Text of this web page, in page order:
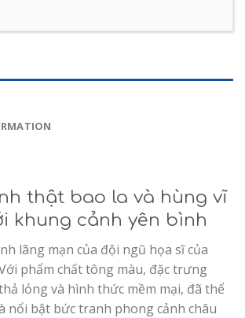
thật bao la và hùng vĩ
khung cảnh yên bình
lãng mạn của đội ngũ họa sĩ của
phẩm chất tông màu, đặc trưng
lỏng và hình thức mềm mại, đã thể
nổi bật bức tranh phong cảnh châu